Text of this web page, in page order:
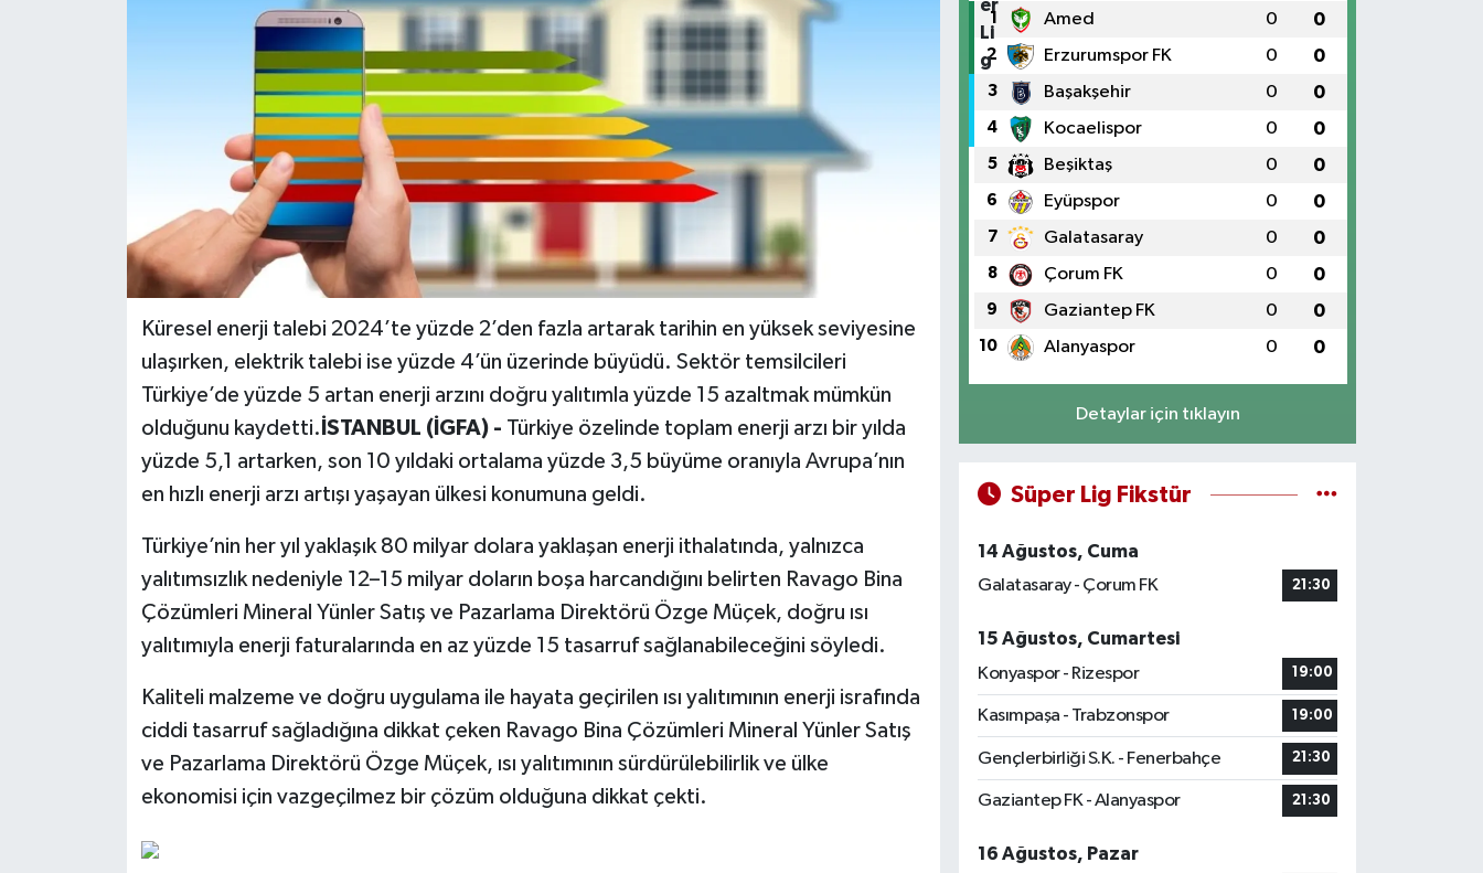
Küresel enerji talebi 2024’te yüzde 2’den fazla artarak tarihin en yüksek seviyesine
ulaşırken, elektrik talebi ise yüzde 4’ün üzerinde büyüdü. Sektör temsilcileri
Türkiye’de yüzde 5 artan enerji arzını doğru yalıtımla yüzde 15 azaltmak mümkün
olduğunu kaydetti. İSTANBUL (İGFA) - Türkiye özelinde toplam enerji arzı bir yılda
yüzde 5,1 artarken, son 10 yıldaki ortalama yüzde 3,5 büyüme oranıyla Avrupa’nın
en hızlı enerji arzı artışı yaşayan ülkesi konumuna geldi.
Türkiye’nin her yıl yaklaşık 80 milyar dolara yaklaşan enerji ithalatında, yalnızca
yalıtımsızlık nedeniyle 12–15 milyar doların boşa harcandığını belirten Ravago Bina
Çözümleri Mineral Yünler Satış ve Pazarlama Direktörü Özge Müçek, doğru ısı
yalıtımıyla enerji faturalarında en az yüzde 15 tasarruf sağlanabileceğini söyledi.
Kaliteli malzeme ve doğru uygulama ile hayata geçirilen ısı yalıtımının enerji israfında
ciddi tasarruf sağladığına dikkat çeken Ravago Bina Çözümleri Mineral Yünler Satış
ve Pazarlama Direktörü Özge Müçek, ısı yalıtımının sürdürülebilirlik ve ülke
ekonomisi için vazgeçilmez bir çözüm olduğuna dikkat çekti.
1 Amed 0 0
2 Erzurumspor FK 0 0
3 Başakşehir 0 0
4 Kocaelispor 0 0
5 Beşiktaş 0 0
6 Eyüpspor 0 0
7 Galatasaray 0 0
8 Çorum FK 0 0
9 Gaziantep FK 0 0
10 Alanyaspor 0 0
Detaylar için tıklayın
Süper Lig Fikstür
14 Ağustos, Cuma
Galatasaray - Çorum FK
21:30
15 Ağustos, Cumartesi
Konyaspor - Rizespor
19:00
Kasımpaşa - Trabzonspor 19:00
Gençlerbirliği S.K. - Fenerbahçe 21:30
Gaziantep FK - Alanyaspor 21:30
16 Ağustos, Pazar